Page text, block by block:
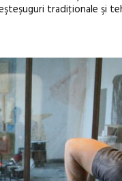
tradiţionale şi